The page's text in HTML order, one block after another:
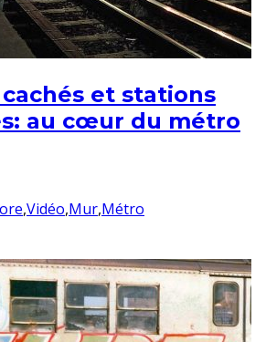
et stations
au cœur du métro
,Vidéo,Mur,Métro